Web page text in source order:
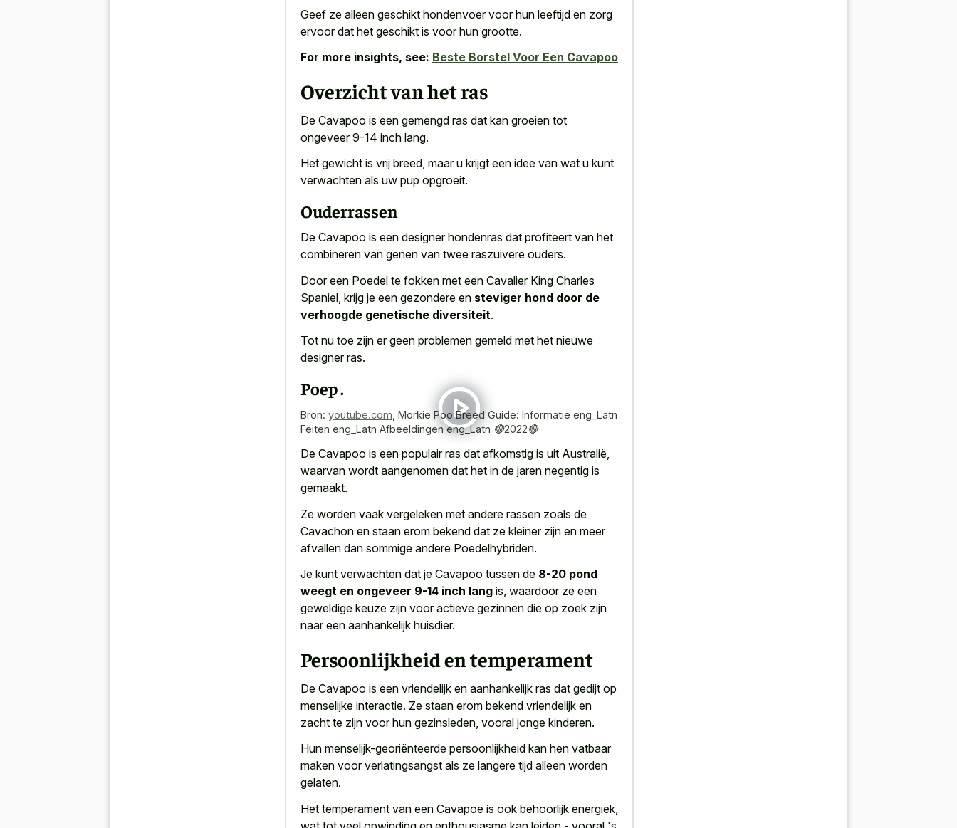
Geef ze alleen geschikt hondenvoer voor hun leeftijd en zorg
ervoor dat het geschikt is voor hun grootte.
For more insights, see: Beste Borstel Voor Een Cavapoo
Overzicht van het ras
De Cavapoo is een gemengd ras dat kan groeien tot
ongeveer 9-14 inch lang.
Het gewicht is vrij breed, maar u krijgt een idee van wat u kunt
verwachten als uw pup opgroeit.
Ouderrassen
De Cavapoo is een designer hondenras dat profiteert van het
combineren van genen van twee raszuivere ouders.
Door een Poedel te fokken met een Cavalier King Charles
Spaniel, krijg je een gezondere en steviger hond door de
verhoogde genetische diversiteit.
Tot nu toe zijn er geen problemen gemeld met het nieuwe
designer ras.
Poep .
Bron: youtube.com Morkie Poo Breed Guide: Informatie eng_Latn
Feiten eng_Latn Afbeeldingen eng_Latn 🔴2022🔴
De Cavapoo is een populair ras dat afkomstig is uit Australië,
waarvan wordt aangenomen dat het in de jaren negentig is
gemaakt.
Ze worden vaak vergeleken met andere rassen zoals de
Cavachon en staan erom bekend dat ze kleiner zijn en meer
afvallen dan sommige andere Poedelhybriden.
Je kunt verwachten dat je Cavapoo tussen de 8-20 pond
weegt en ongeveer 9-14 inch lang is, waardoor ze een
geweldige keuze zijn voor actieve gezinnen die op zoek zijn
naar een aanhankelijk huisdier.
Persoonlijkheid en temperament
De Cavapoo is een vriendelijk en aanhankelijk ras dat gedijt op
menselijke interactie. Ze staan erom bekend vriendelijk en
zacht te zijn voor hun gezinsleden, vooral jonge kinderen.
Hun menselijk-georiënteerde persoonlijkheid kan hen vatbaar
maken voor verlatingsangst als ze langere tijd alleen worden
gelaten.
Het temperament van een Cavapoe is ook behoorlijk energiek,